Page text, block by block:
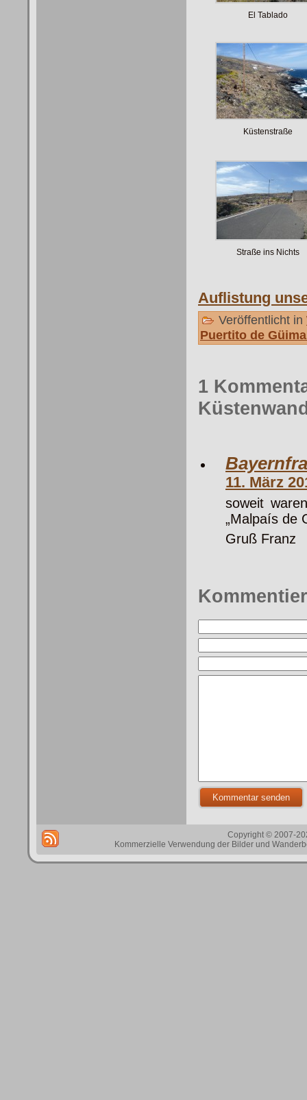
El Tablado
Küstenstraße
Straße ins Nichts
Auflistung
Veröffentlicht in
Puertito de
1
11. März
soweit
„Malpaís de
Gruß Franz
Copyright © 2007-
Kommerzielle Verwendung der Bilder und